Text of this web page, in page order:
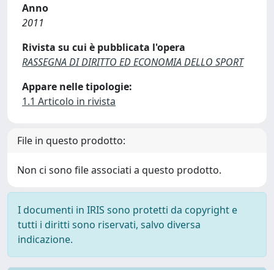
Anno
2011
Rivista su cui è pubblicata l'opera
RASSEGNA DI DIRITTO ED ECONOMIA DELLO SPORT
Appare nelle tipologie:
1.1 Articolo in rivista
File in questo prodotto:
Non ci sono file associati a questo prodotto.
I documenti in IRIS sono protetti da copyright e
tutti i diritti sono riservati, salvo diversa
indicazione.